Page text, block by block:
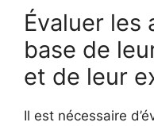
Évaluer les
base de
et de leur
Il est nécessaire